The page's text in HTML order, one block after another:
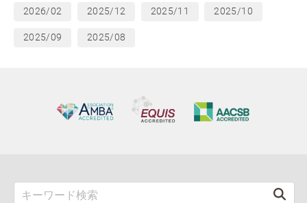
2026/02 2025/12 2025/11 2025/10
2025/09 2025/08